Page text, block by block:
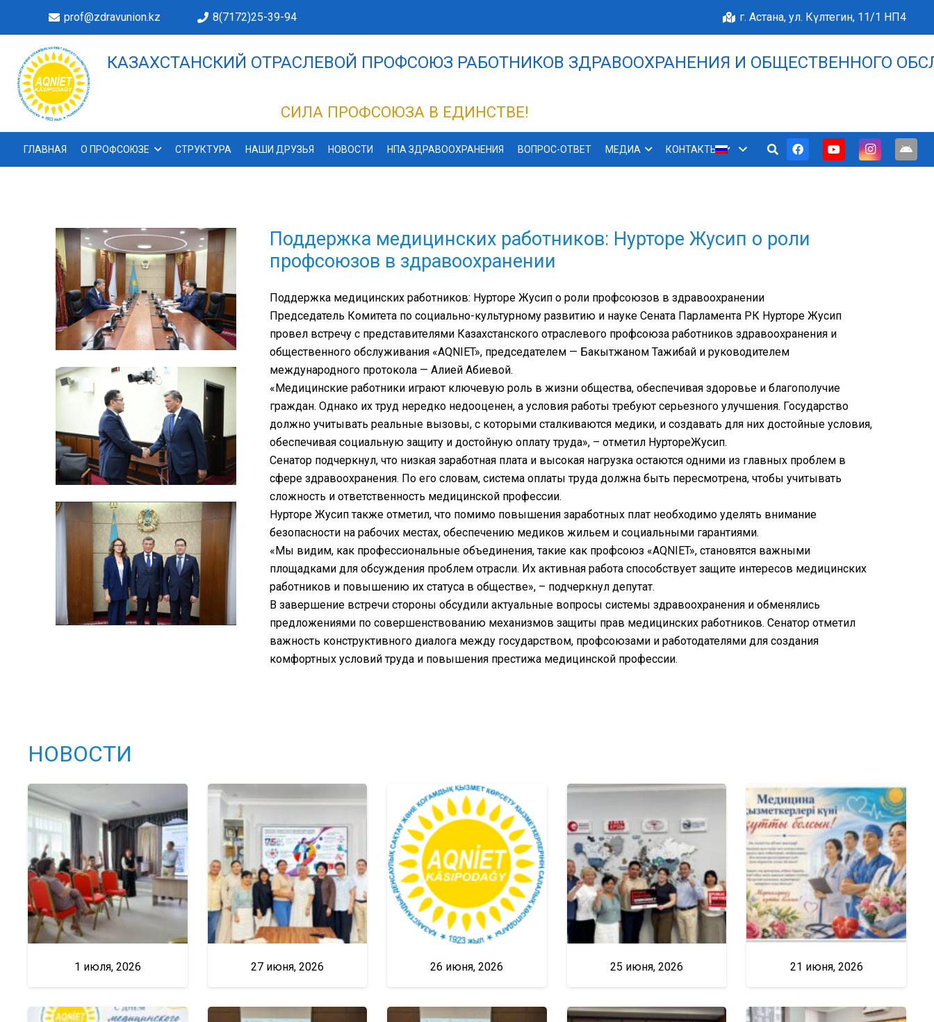
prof@zdravunion.kz 8(7172)25-39-94 г. Астана, ул. Күлтегин, 11/1 НП4
КАЗАХСТАНСКИЙ ОТРАСЛЕВОЙ ПРОФСОЮЗ РАБОТНИКОВ ЗДРАВООХРАНЕНИЯ И ОБЩЕСТВЕННОГО
СИЛА ПРОФСОЮЗА В ЕДИНСТВЕ!
ГЛАВНАЯ О ПРОФСОЮЗЕ СТРУКТУРА НАШИ ДРУЗЬЯ НОВОСТИ НПА ЗДРАВООХРАНЕНИЯ ВОПРОС-ОТВЕТ МЕДИА КОНТАКТЫ
Поддержка медицинских работников: Нурторе Жусип о роли
профсоюзов в здравоохранении
Поддержка медицинских работников: Нурторе Жусип о роли профсоюзов в здравоохранении
Председатель Комитета по социально-культурному развитию и науке Сената Парламента РК Нурторе Жусип
провел встречу с представителями Казахстанского отраслевого профсоюза работников здравоохранения и
общественного обслуживания «AQNIET», председателем — Бакытжаном Тажибай и руководителем
международного протокола — Алией Абиевой.
«Медицинские работники играют ключевую роль в жизни общества, обеспечивая здоровье и благополучие
граждан. Однако их труд нередко недооценен, а условия работы требуют серьезного улучшения. Государство
должно учитывать реальные вызовы, с которыми сталкиваются медики, и создавать для них достойные условия,
обеспечивая социальную защиту и достойную оплату труда», – отметил НуртореЖусип.
Сенатор подчеркнул, что низкая заработная плата и высокая нагрузка остаются одними из главных проблем в
сфере здравоохранения. По его словам, система оплаты труда должна быть пересмотрена, чтобы учитывать
сложность и ответственность медицинской профессии.
Нурторе Жусип также отметил, что помимо повышения заработных плат необходимо уделять внимание
безопасности на рабочих местах, обеспечению медиков жильем и социальными гарантиями.
«Мы видим, как профессиональные объединения, такие как профсоюз «AQNIET», становятся важными
площадками для обсуждения проблем отрасли. Их активная работа способствует защите интересов медицинских
работников и повышению их статуса в обществе», – подчеркнул депутат.
В завершение встречи стороны обсудили актуальные вопросы системы здравоохранения и обменялись
предложениями по совершенствованию механизмов защиты прав медицинских работников. Сенатор отметил
важность конструктивного диалога между государством, профсоюзами и работодателями для создания
комфортных условий труда и повышения престижа медицинской профессии.
НОВОСТИ
1 июля, 2026 27 июня, 2026 26 июня, 2026 25 июня, 2026 21 июня, 2026